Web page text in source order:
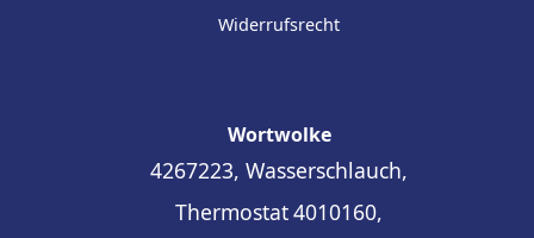
Widerrufsrecht
Wortwolke
4267223, Wasserschlauch,
Thermostat4010160,